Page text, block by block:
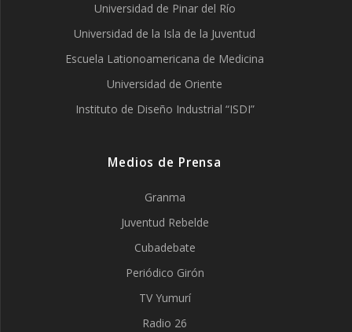
Universidad de Pinar del Río
Universidad de la Isla de la Juventud
Escuela Lationoamericana de Medicina
Universidad de Oriente
Instituto de Diseño Industrial “ISDI”
Medios de Prensa
Granma
Juventud Rebelde
Cubadebate
Periódico Girón
TV Yumurí
Radio 26